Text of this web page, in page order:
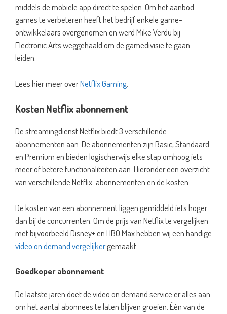
middels de mobiele app direct te spelen. Om het aanbod
games te verbeteren heeft het bedrijf enkele game-
ontwikkelaars overgenomen en werd Mike Verdu bij
Electronic Arts weggehaald om de gamedivisie te gaan
leiden.
Lees hier meer overNetflix Gaming
Kosten Netflix abonnement
De streamingdienst Netflix biedt 3 verschillende
abonnementen aan. De abonnementen zijn Basic, Standaard
en Premium en bieden logischerwijs elke stap omhoog iets
meer of betere functionaliteiten aan. Hieronder een overzicht
van verschillende Netflix-abonnementen en de kosten:
De kosten van een abonnement liggen gemiddeld iets hoger
dan bij de concurrenten. Om de prijs van Netflix te vergelijken
met bijvoorbeeld Disney+ en HBO Max hebben wij een handige
video on demand vergelijkergemaakt.
Goedkoper abonnement
De laatste jaren doet de video on demand service er alles aan
om het aantal abonnees te laten blijven groeien. Één van de